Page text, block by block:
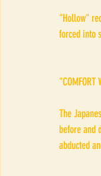
"Hollow"
forced into
"COMFORT
The
before and
abducted